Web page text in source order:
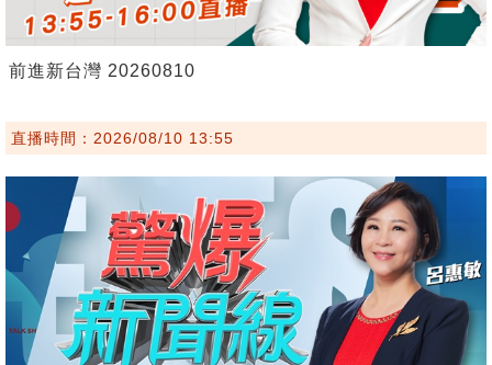
前進新台灣 20260810
直播時間：2026/08/10 13:55